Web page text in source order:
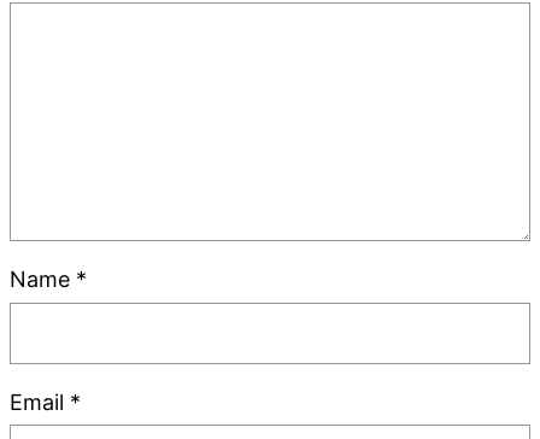
Name *
Email *